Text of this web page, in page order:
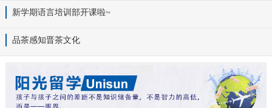
动会是学院践行“健康第一”教育理念、推
动会为契机，涵养健康体魄、锤炼坚韧意
志，将赛场上的拼搏精神、协作意识转化
为学习工作的强大动力，凝心聚力、笃行
组织生活联过等方式，筑牢学校事业发展
源共享机制，共同开发实践教学基地，打
造特色育人载体。三要强化队伍建设。通
过挂职帮带、专题培训、观摩交流等形
式，培育政治强、业务精、作风正的党务
和思政工作队伍。四要推动深度融合。把
新学期语言培训部开课啦~
品茶感知晋茶文化